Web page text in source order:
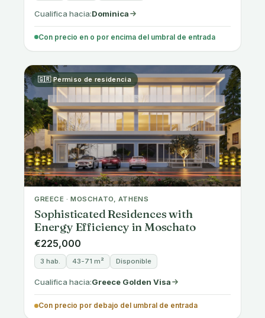
Desde €250,000
Cualifica hacia:Greece Golden Visa
Con precio en o por encima del umbral de entrada
🇬🇷 Permiso de residencia